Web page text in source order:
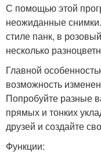
С помощью этой
неожиданные
стиле панк, в
несколько
Главной
возможность
Попробуйте разные
прямых и тонких
друзей и создайте
Функции: